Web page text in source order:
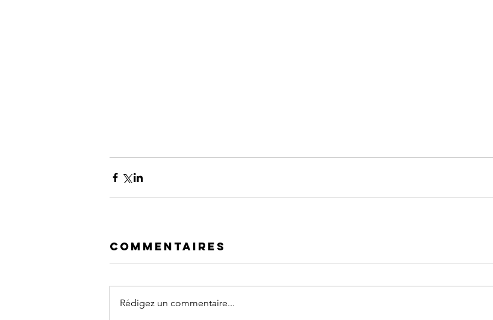
Commentaires
Rédigez un commentaire...